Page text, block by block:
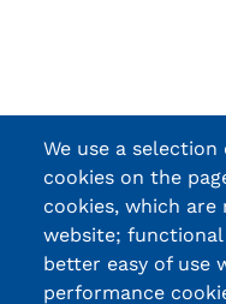
We use a
cookies on the
cookies, which
website;
better easy of use
performance